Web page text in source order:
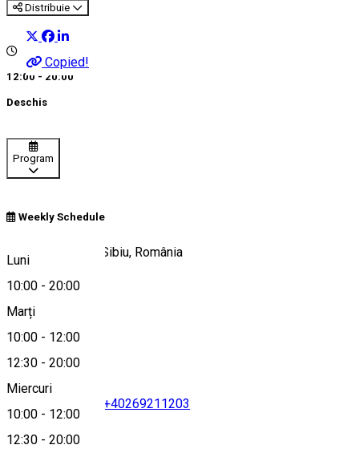
Distribuie
Copied!
12:00 - 20:00
Deschis
Program
Weekly Schedule
Luni
10:00 - 20:00
Marți
10:00 - 12:00
12:30 - 20:00
Miercuri
10:00 - 12:00
12:30 - 20:00
Piaţa Huet, Nr. 1, Sibiu, România
Hartă
+40269211203